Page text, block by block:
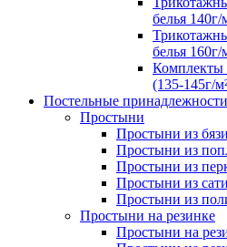
белья 140г/
белья 160г/
Комплекты
(135-145г/
Постельные принадлежности
Простыни
Простыни из бязи
Простыни из
Простыни из
Простыни из
Простыни из
Простыни на резинке
Простыни на